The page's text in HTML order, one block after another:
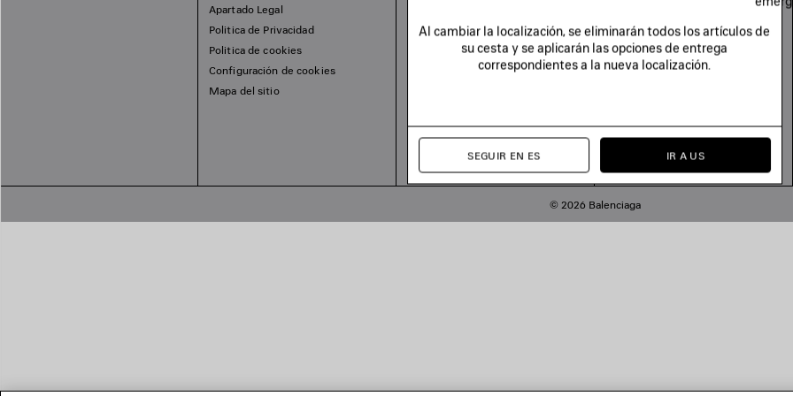
Apartado Legal
Politica de Privacidad
Politica de cookies
Configuración de cookies
Mapa del sitio
© 2026 Balenciaga
Al cambiar la localización, se eliminarán todos los artículos de
su cesta y se aplicarán las opciones de entrega
correspondientes a la nueva localización.
SEGUIR EN ES IR A US